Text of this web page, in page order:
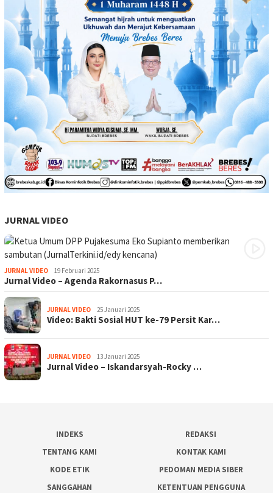
JURNAL VIDEO
JURNAL VIDEO 19 Februari 2025
Jurnal Video – Agenda Rakornasus P…
JURNAL VIDEO 25 Januari 2025
Video: Bakti Sosial HUT ke-79 Persit Kar…
JURNAL VIDEO 13 Januari 2025
Jurnal Video – Iskandarsyah-Rocky …
INDEKS
REDAKSI
TENTANG KAMI
KONTAK KAMI
KODE ETIK
PEDOMAN MEDIA SIBER
SANGGAHAN
KETENTUAN PENGGUNA